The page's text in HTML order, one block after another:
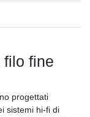
filo fine
progettati
sistemi hi-fi di